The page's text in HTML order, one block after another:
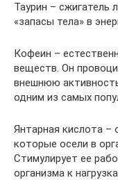
Таурин – сжигатель
«запасы тела» в
Кофеин –
веществ. Он
внешнюю
одним из самых
Янтарная кислота –
которые осели в
Стимулирует ее
организма к